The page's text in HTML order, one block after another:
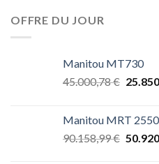
OFFRE DU JOUR
Manitou MT730
45.000,78€
Manitou MRT
90.158,99€